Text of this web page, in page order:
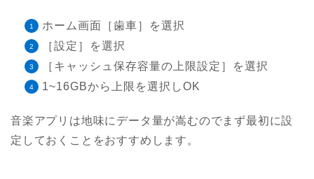
ホーム画面［歯車］を選択
［設定］を選択
［キャッシュ保存容量の上限設定］を選択
1~16GBから上限を選択しOK
音楽アプリは地味にデータ量が嵩むのでまず最初に設
定しておくことをおすすめします。